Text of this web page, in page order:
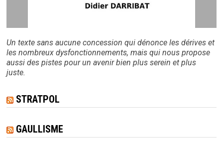
Un texte sans aucune concession qui dénonce les dérives et
les nombreux dysfonctionnements, mais qui nous propose
aussi des pistes pour un avenir bien plus serein et plus
juste.
STRATPOL
GAULLISME